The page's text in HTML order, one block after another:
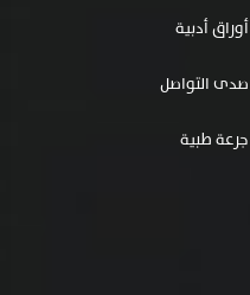
أوراق أدبية
صدى التواصل
جرعة طبية